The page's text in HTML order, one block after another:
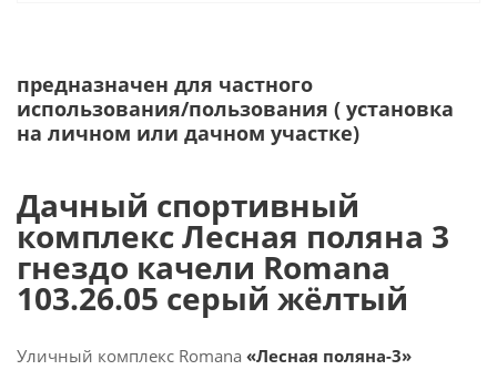
предназначен для частного
использования/пользования ( установка
на личном или дачном участке)
Дачный спортивный
комплекс Лесная поляна 3
гнездо качели Romana
103.26.05 серый жёлтый
Уличный комплекс Romana «Лесная поляна-3»